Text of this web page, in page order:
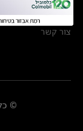
מרכזי שירות
צור קשר
©